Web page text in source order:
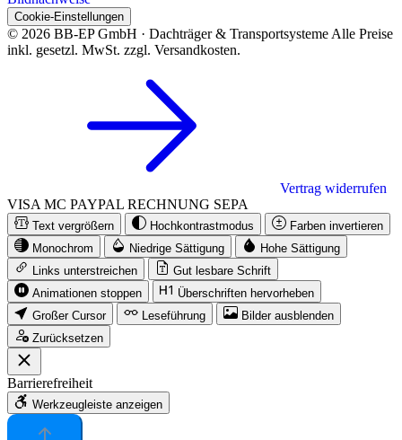
Cookie-Einstellungen
© 2026 BB-EP GmbH · Dachträger & Transportsysteme Alle Preise
inkl. gesetzl. MwSt. zzgl. Versandkosten.
Vertrag widerrufen
VISA MC PAYPAL RECHNUNG SEPA
Text vergrößern Hochkontrastmodus
Farben invertieren
Monochrom
Niedrige Sättigung
Hohe Sättigung
Links unterstreichen
Gut lesbare Schrift
Animationen stoppen
Überschriften hervorheben
Großer Cursor
Leseführung
Bilder ausblenden
Zurücksetzen
Barrierefreiheit
Werkzeugleiste anzeigen